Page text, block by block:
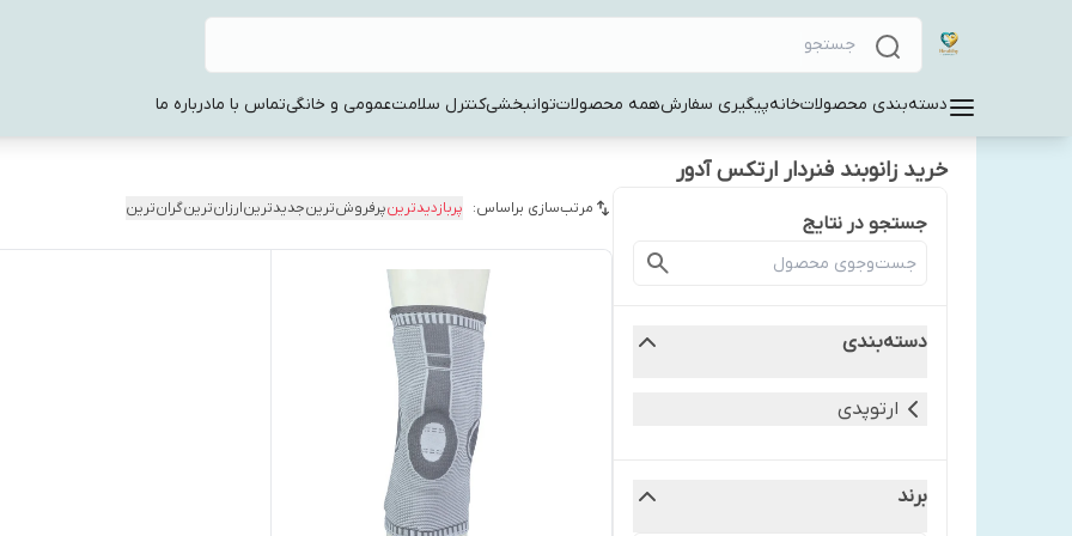
دسته‌بندی محصولاتخانهپیگیری سفارشهمه محصولاتتوانبخشیکنترل سلامتعمومی و خانگیتماس با مادرباره ما
خرید زانوبند فنردار ارتکس آدور
جستجو در نتایج
دسته‌بندی
ارتوپدی
برند
مرتب‌سازی براساس: پربازدیدترینپرفروش‌ترینجدیدترینارزان‌ترینگران‌ترین